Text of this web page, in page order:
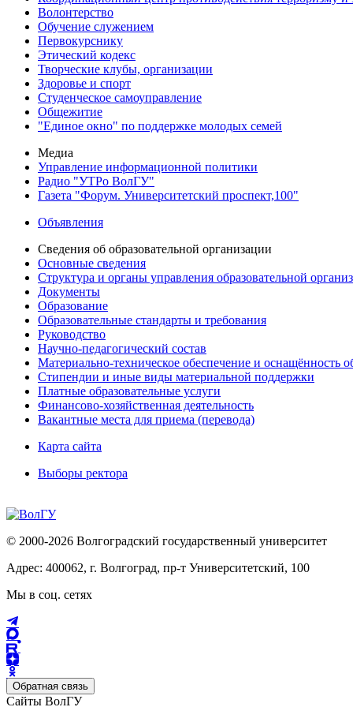
Волонтерство
Обучение служением
Первокурснику
Этический кодекс
Творческие клубы, организации
Здоровье и спорт
Студенческое самоуправление
Общежитие
"Единое окно" по поддержке молодых семей
Медиа
Управление информационной политики
Радио "УТРо ВолГУ"
Газета "Форум. Университетский проспект,100"
Объявления
Сведения об образовательной организации
Основные сведения
Структура и органы управления образовательной
Документы
Образование
Образовательные стандарты и требования
Руководство
Научно-педагогический состав
Материально-техническое обеспечение и оснащённость
Стипендии и иные виды материальной поддержки
Платные образовательные услуги
Финансово-хозяйственная деятельность
Вакантные места для приема (перевода)
Карта сайта
Выборы ректора
© 2000-2026 Волгоградский государственный университет
Адрес: 400062, г. Волгоград, пр-т Университетский, 100
Мы в соц. сетях
Обратная связь
Сайты ВолГУ